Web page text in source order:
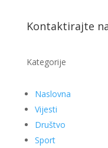
Kontaktirajte
Kategorije
Naslovna
Vijesti
Društvo
Sport